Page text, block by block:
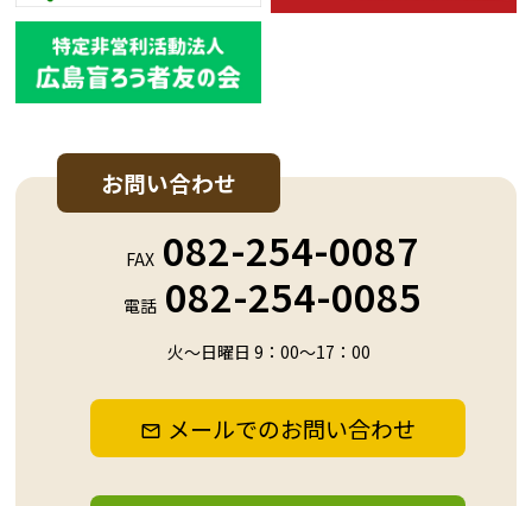
お問い合わせ
FAX 082-254-0087
電話 082-254-0085
火～日曜日 9：00～17：00
メールでのお問い合わせ